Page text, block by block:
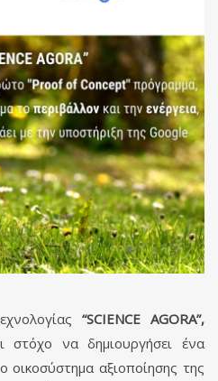
“SCIENCE AGORA”,
στόχο να δημιουργήσει ένα
οικοσύστημα αξιοποίησης της